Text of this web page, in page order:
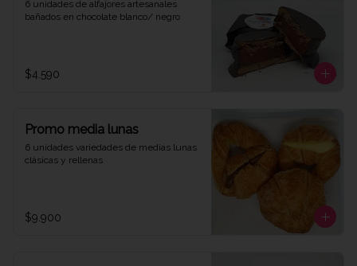
6 unidades de alfajores artesanales
bañados en chocolate blanco/ negro
$4.590
Promo media lunas
6 unidades variedades de medias lunas
clásicas y rellenas
$9.900